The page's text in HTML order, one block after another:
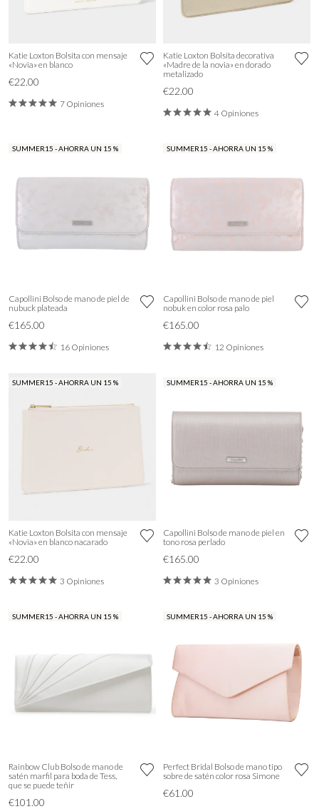
Katie Loxton Bolsita con mensaje
«Novia» en blanco
€22.00
7 Opiniones
Katie Loxton Bolsita decorativa
«Madre de la novia» en dorado
metalizado
€22.00
4 Opiniones
SUMMER15 - AHORRA UN 15 %
Capollini Bolso de mano de piel de
nubuck plateada
€165.00
16 Opiniones
SUMMER15 - AHORRA UN 15 %
Capollini Bolso de mano de piel
nobuk en color rosa palo
€165.00
12 Opiniones
SUMMER15 - AHORRA UN 15 %
Katie Loxton Bolsita con mensaje
«Novia» en blanco nacarado
€22.00
3 Opiniones
SUMMER15 - AHORRA UN 15 %
Capollini Bolso de mano de piel en
tono rosa perlado
€165.00
3 Opiniones
SUMMER15 - AHORRA UN 15 %
Rainbow Club Bolso de mano de
satén marfil para boda de Tess,
que se puede teñir
€101.00
SUMMER15 - AHORRA UN 15 %
Perfect Bridal Bolso de mano tipo
sobre de satén color rosa Simone
€61.00